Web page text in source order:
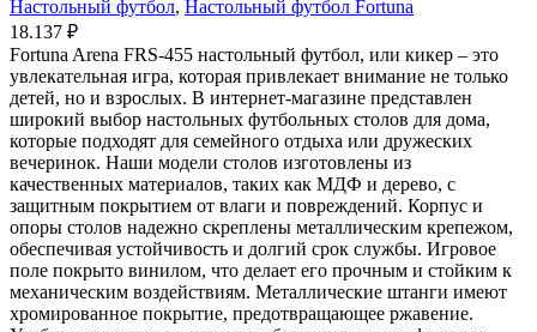
Настольный футбол, Настольный футбол Fortuna
18.137 ₽
Fortuna Arena FRS-455 настольный футбол, или кикер – это
увлекательная игра, которая привлекает внимание не только
детей, но и взрослых. В интернет-магазине представлен
широкий выбор настольных футбольных столов для дома,
которые подходят для семейного отдыха или дружеских
вечеринок. Наши модели столов изготовлены из
качественных материалов, таких как МДФ и дерево, с
защитным покрытием от влаги и повреждений. Корпус и
опоры столов надежно скреплены металлическим крепежом,
обеспечивая устойчивость и долгий срок службы. Игровое
поле покрыто винилом, что делает его прочным и стойким к
механическим воздействиям. Металлические штанги имеют
хромированное покрытие, предотвращающее ржавение.